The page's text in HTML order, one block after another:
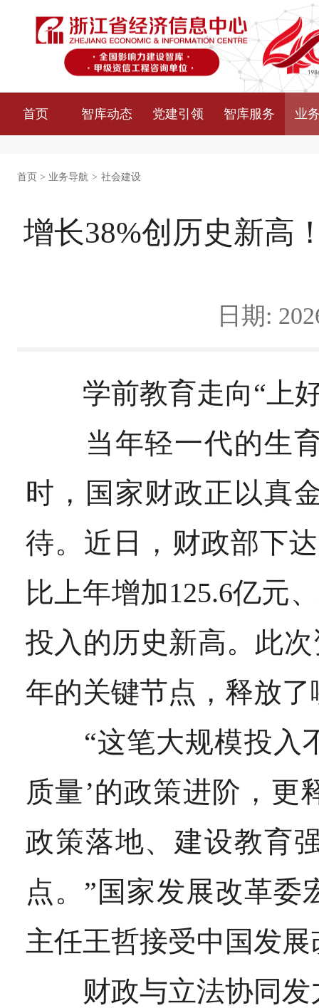
首页 智库动态 党建引领 智库服务 业
首页 > 业务导航 > 社会建设
增长38%创历史新高
日期:
学前教育走向“上
当年轻一代的生育
时， 国家财政正以真
待。 近日，财政部下
比上年增加125.6亿元
投入的历史新高。此
年的关键节点，释放
“这笔大规模投入不
质量’的政策进阶， 更
政策落地、建设教育
点。 ” 国家发展改革委
主任王哲接受中国发
财政与立法协同发